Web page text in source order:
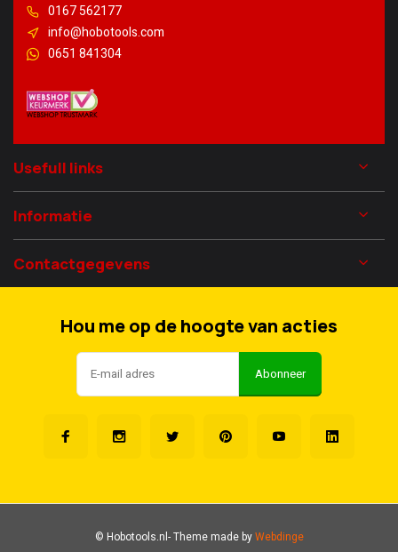
0167 562177
info@hobotools.com
0651 841304
Usefull links
Informatie
Contactgegevens
Hou me op de hoogte van acties
Abonneer
© Hobotools.nl- Theme made byWebdinge